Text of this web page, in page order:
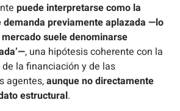
puede interpretarse como la
previamente aplazada —lo
suele denominarse
, una hipótesis coherente con la
la financiación y de las
agentes,aunque no directamente
estructural.